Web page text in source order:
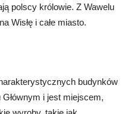
polscy królowie. Z Wawelu
Wisłę i całe miasto.
budynków
i jest miejscem,